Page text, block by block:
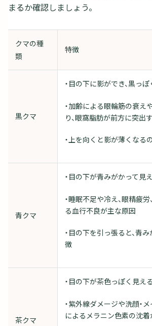
まるか確認しましょう。
クマの種
類
特徴
黒クマ
・目の下に影ができ、黒っ
・加齢による眼輪筋の衰え
り、眼窩脂肪が前方に突出
・上を向くと影が薄くなる
青クマ
・目の下が青みがかって見
・睡眠不足や冷え、眼精疲
る血行不良が主な原因
・目の下を引っ張ると、青
徴
茶クマ
・目の下が茶色っぽく見え
・紫外線ダメージや洗顔・
によるメラニン色素の沈着